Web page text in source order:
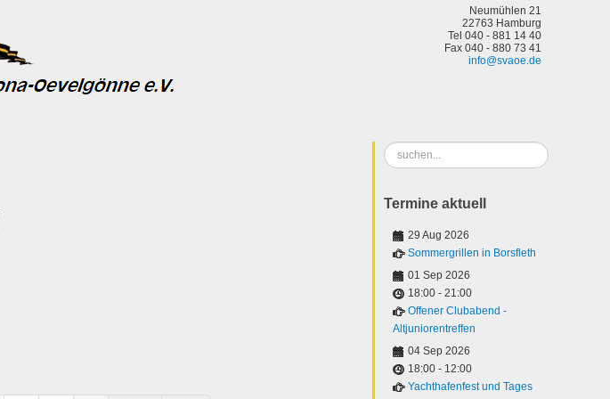
Neumühlen 21
22763 Hamburg
Tel 040 - 881 14 40
Fax 040 - 880 73 41
info@svaoe.de
Suchen
...
Termine aktuell
29 Aug 2026
Sommergrillen in Borsfleth
01 Sep 2026
18:00 - 21:00
Offener Clubabend -
Altjuniorentreffen
04 Sep 2026
18:00 - 12:00
Yachthafenfest und Tages